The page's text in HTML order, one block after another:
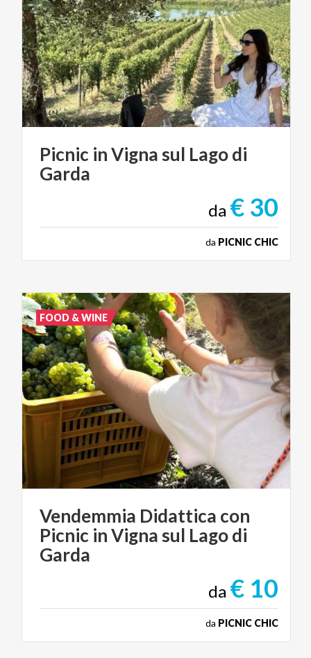
Picnic inVigna sul Lagodi
Garda
da € 30
da PICNIC CHIC
Vendemmia Didattica con
Picnic in Vigna sul Lago di
Garda
da € 10
da PICNIC CHIC
FOOD & WINE